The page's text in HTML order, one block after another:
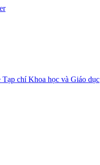
Tạp chí Khoa học và Giáo dục